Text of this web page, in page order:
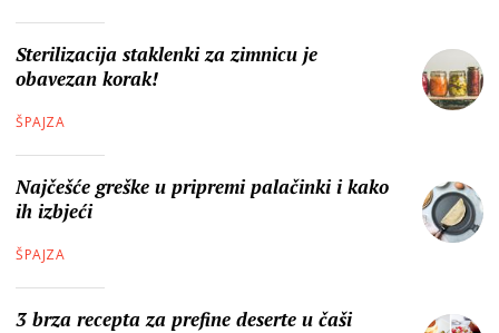
Sterilizacija staklenki za zimnicu je
obavezan korak!
ŠPAJZA
Najčešće greške u pripremi palačinki i kako
ih izbjeći
ŠPAJZA
3 brza recepta za prefine deserte u čaši